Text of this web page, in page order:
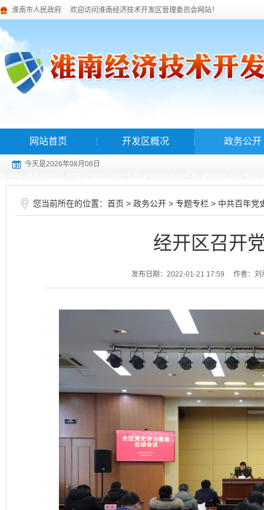
淮南市人民政府 欢迎访问淮南经济技术开发区管理委员会网站！
网站首页 开发区概况 政务公开
今天是2026年08月08日
您当前所在的位置： 首页 > 政务公开 > 专题专栏 > 中共百年党
经开区召开
发布日期：2022-01-21 17:59 作者：刘